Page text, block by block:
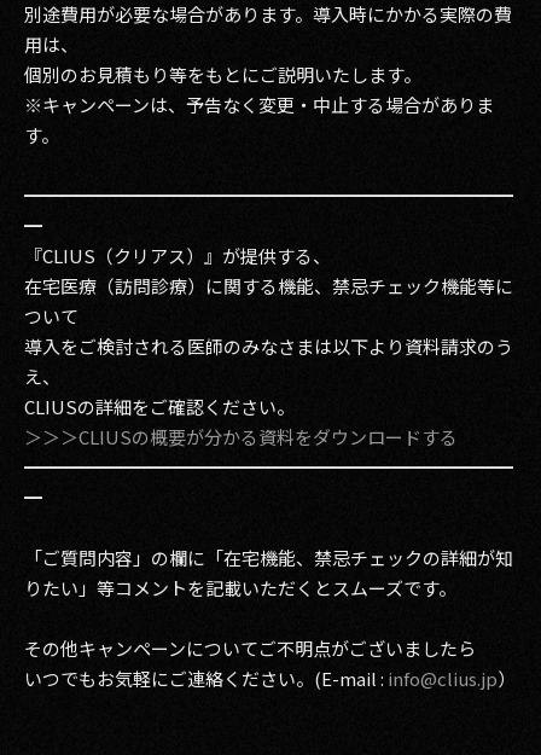
別途費用が必要な場合があります。導入時にかかる実際の費
用は、
個別のお見積もり等をもとにご説明いたします。
※キャンペーンは、予告なく変更・中止する場合がありま
す。
━━━━━━━━━━━━━━━━━━━━━━━━━━━
━
『CLIUS（クリアス）』が提供する、
在宅医療（訪問診療）に関する機能、禁忌チェック機能等に
ついて
導入をご検討される医師のみなさまは以下より資料請求のう
え、
CLIUSの詳細をご確認ください。
＞＞＞CLIUSの概要が分かる資料をダウンロードする
━━━━━━━━━━━━━━━━━━━━━━━━━━━
━
「ご質問内容」の欄に「在宅機能、禁忌チェックの詳細が知
りたい」等コメントを記載いただくとスムーズです。
その他キャンペーンについてご不明点がございましたら
いつでもお気軽にご連絡ください。(E-mail : info@clius.jp）